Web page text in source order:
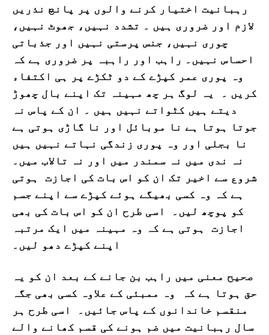
رہبانیت اختیار کرنے والوں پر پانچ نذریں
لازم اور ضروری ہیں ۔ تشدد نہیں، جھوٹ نہیں،
چوری نہیں، جنس پرستی نہیں اور جذباتی
احساس نہیں۔ راہب اور راہبہ پر ضروری ہے کہ
وہ پوری عمر کپڑے کے دو ٹکڑے پر ہی اکتفاء
کریں ۔ یہ لوگ ہر چھ مہینہ تک اپنے بال چھوڑ
دیتے ہیں کٹواتے نہیں ہیں ۔ ان کے پاس نہ
جوتا ہوتا ہے نا موبائل اور نا گاڑی ہوتی ہے
نا بجلی اور وہ پوری زندگی نہاتے نہیں ہیں
نہ ندی میں نہ سمندر میں اور نہ تالاب میں۔
شروع سے اخیر تک ان کو اس بات کی اجازت ہوتی
ہے کہ وہ کسی بھیگے ہوئے کپڑے سے اپنے جسم
کو پوچھ لیں۔ اسی طرح ان کو اس بات کی بھی
اجازت ہوتی ہے کہ وہ مہینہ میں ایک مرتبہ
اپنے کپڑے دھو لیں۔
صحیح معنی میں راہب بن جانے کے بعد ان کو یہ
حق ہوتا ہے کہ وہ ممبئی کے علاوہ کسی بھی جگہ
منقسم خاندانوں کے پاس جائیں۔ اسی طرح ہر
سال رہبانیت میں ضم ہونے کی قسم کھانے والے